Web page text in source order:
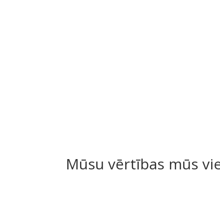
Mūsu vērtības mūs